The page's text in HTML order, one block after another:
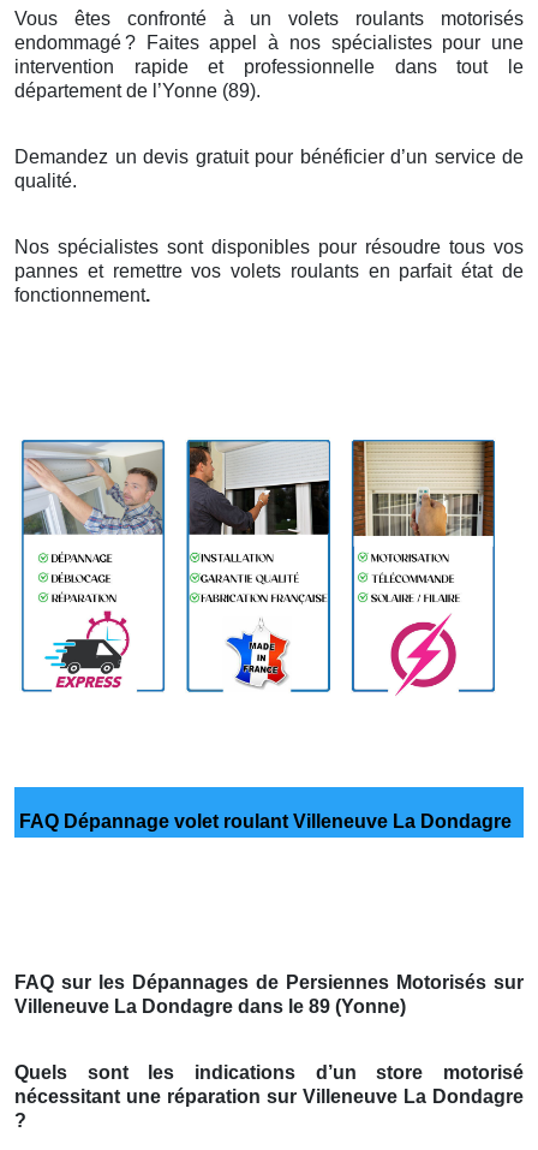
Vous êtes confronté à un volets roulants motorisés
endommagé? Faites appelà nos spécialistes pour une
intervention rapide et professionnelle dans tout le
département de l ’Yonne (89).
Demandez un devis gratuit pour bénéficier d’un service de
qualité.
Nos spécialistes sont disponibles pour résoudre tous vos
pannes et remettre vos volets roulants en parfait état de
fonctionnement.
FAQ Dépannage volet roulant Villeneuve La Dondagre
FAQ sur les Dépannages de Persiennes Motorisés sur
Villeneuve La Dondagre dans le 89 (Yonne)
Quels sont les indications d’un store motorisé
nécessitant une réparation sur Villeneuve La Dondagre
?